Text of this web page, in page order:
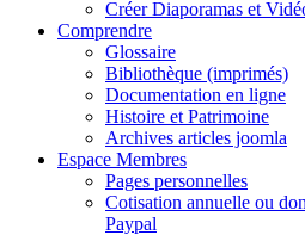
Créer Diaporamas et
Comprendre
Glossaire
Bibliothèque (imprimés)
Documentation en ligne
Histoire et Patrimoine
Archives articles joomla
Espace Membres
Pages personnelles
Cotisation annuelle ou
Paypal